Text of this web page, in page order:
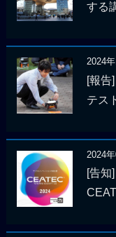
する
2024
[報告
テス
2024
[告知